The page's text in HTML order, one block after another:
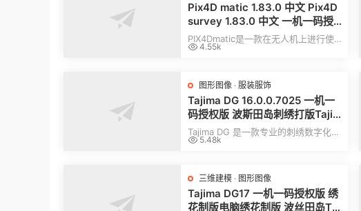
Pix4D matic 1.83.0 中文 Pix4D
survey 1.83.0 中文 一机一码授
权版 专业的摄影测量Pix4Dmatic
无人机测绘软件工具数据矢量化
PIX4Dmatic是一款在无人机上进行使
用的摄影测量软件030328，这款软件
4.55k
图形图像 · 服装服饰
Tajima DG 16.0.0.7025 一机一
码授权版 波斯田岛刺绣打版Tajim
a DGML DG16 绣花制版电脑绣
花制版
Tajima DG 是一款专业的刺绣数字化和
设计软件，提供先进的工具，用于精
5.48k
三维建模 · 图形图像
Tajima DG17 一机一码授权版 绣
花制版电脑绣花制版 波丝田岛Taj